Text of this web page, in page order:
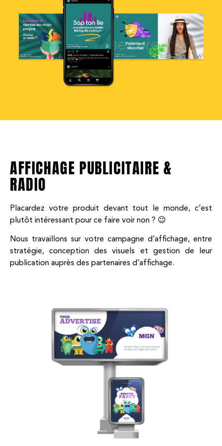
AFFICHAGE PUBLICITAIRE &
RADIO
Placardez votre produit devant tout le monde, c’est
plutôt intéressant pour ce faire voir non ? 😉
Nous travaillons sur votre campagne d’affichage, entre
stratégie, conception des visuels et gestion de leur
publication auprès des partenaires d’affichage.